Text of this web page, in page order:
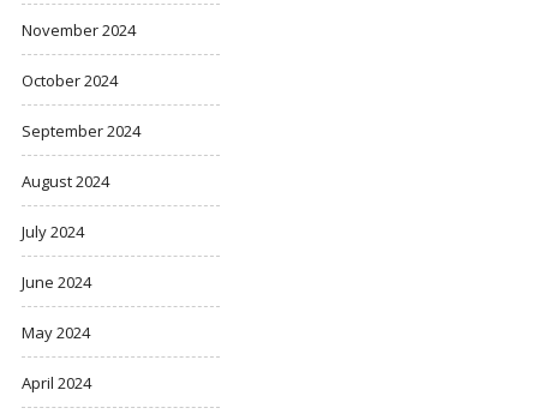
November 2024
October 2024
September 2024
August 2024
July 2024
June 2024
May 2024
April 2024